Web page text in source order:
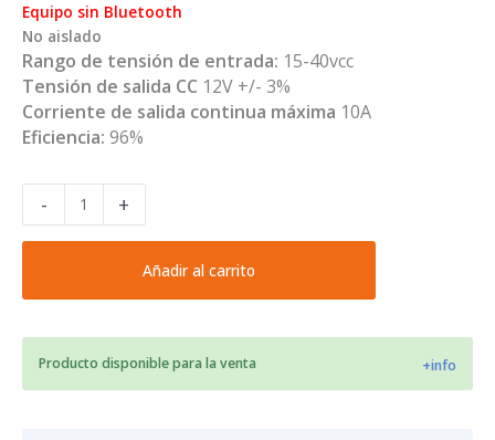
Equipo sin Bluetooth
No aislado
Rango de tensión de entrada: 15-40vcc
Tensión de salida CC 12V +/- 3%
Corriente de salida continua máxima 10A
Eficiencia: 96%
-
Convertidor
Orion
Victron
cantidad
+
Añadir al carrito
Producto disponible para la venta +info